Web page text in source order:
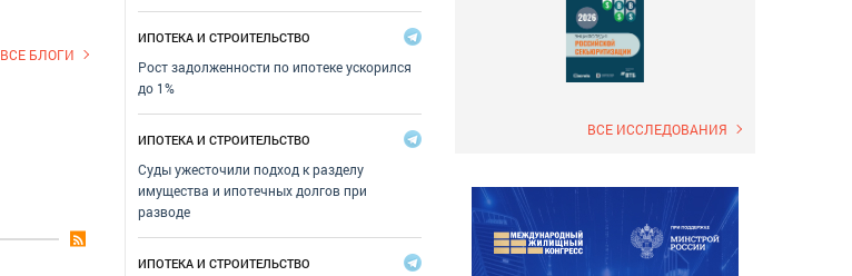
ИПОТЕКА И СТРОИТЕЛЬСТВО
Рост задолженности по ипотеке ускорился
до 1%
ИПОТЕКА И СТРОИТЕЛЬСТВО
Суды ужесточили подход к разделу
имущества и ипотечных долгов при
разводе
ИПОТЕКА И СТРОИТЕЛЬСТВО
ВСЕ БЛОГИ
ВСЕ ИССЛЕДОВАНИЯ